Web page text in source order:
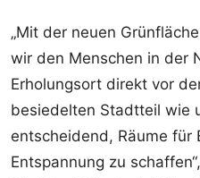
„Mit der neuen
wir den Menschen in der
Erholungsort direkt vor
besiedelten Stadtteil wie
entscheidend, Räume für
Entspannung zu